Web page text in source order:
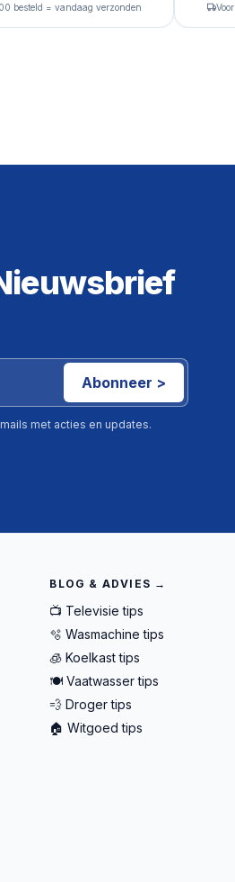
besteld = vandaag verzonden
Abonneer >
met acties en updates.
BLOG & ADVIES →
📺 Televisie tips
🫧 Wasmachine tips
🧊 Koelkast tips
🍽️ Vaatwasser tips
💨 Droger tips
🏠 Witgoed tips